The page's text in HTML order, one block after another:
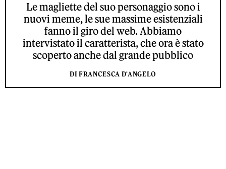
Le magliette del suo personaggio sono i
nuovi meme, le sue massime esistenziali
fanno il giro del web. Abbiamo
intervistato il caratterista, che ora è stato
scoperto anche dal grande pubblico
DI FRANCESCA D'ANGELO